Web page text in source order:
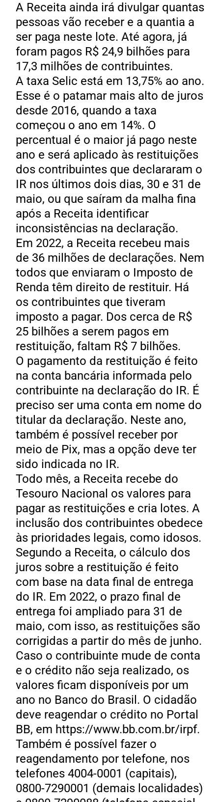
A Receita ainda irá divulgar quantas
pessoas vão receber e a quantia a
ser paga neste lote. Até agora, já
foram pagos R$ 24,9 bilhões para
17,3 milhões de contribuintes.
A taxa Selic está em 13,75% ao ano.
Esse é o patamar mais alto de juros
desde 2016, quando a taxa
começou o ano em 14%. O
percentual é o maior já pago neste
ano e será aplicado às restituições
dos contribuintes que declararam o
IR nos últimos dois dias, 30 e 31 de
maio, ou que saíram da malha fina
após a Receita identificar
inconsistências na declaração.
Em 2022, a Receita recebeu mais
de 36 milhões de declarações. Nem
todos que enviaram o Imposto de
Renda têm direito de restituir. Há
os contribuintes que tiveram
imposto a pagar. Dos cerca de R$
25 bilhões a serem pagos em
restituição, faltam R$ 7 bilhões.
O pagamento da restituição é feito
na conta bancária informada pelo
contribuinte na declaração do IR. É
preciso ser uma conta em nome do
titular da declaração. Neste ano,
também é possível receber por
meio de Pix, mas a opção deve ter
sido indicada no IR.
Todo mês, a Receita recebe do
Tesouro Nacional os valores para
pagar as restituições e cria lotes. A
inclusão dos contribuintes obedece
às prioridades legais, como idosos.
Segundo a Receita, o cálculo dos
juros sobre a restituição é feito
com base na data final de entrega
do IR. Em 2022, o prazo final de
entrega foi ampliado para 31 de
maio, com isso, as restituições são
corrigidas a partir do mês de junho.
Caso o contribuinte mude de conta
e o crédito não seja realizado, os
valores ficam disponíveis por um
ano no Banco do Brasil. O cidadão
deve reagendar o crédito no Portal
BB, em https://www.bb.com.br/irpf.
Também é possível fazer o
reagendamento por telefone, nos
telefones 4004-0001 (capitais),
0800-7290001 (demais localidades)